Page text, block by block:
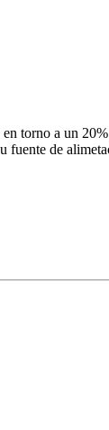
torno a un
de